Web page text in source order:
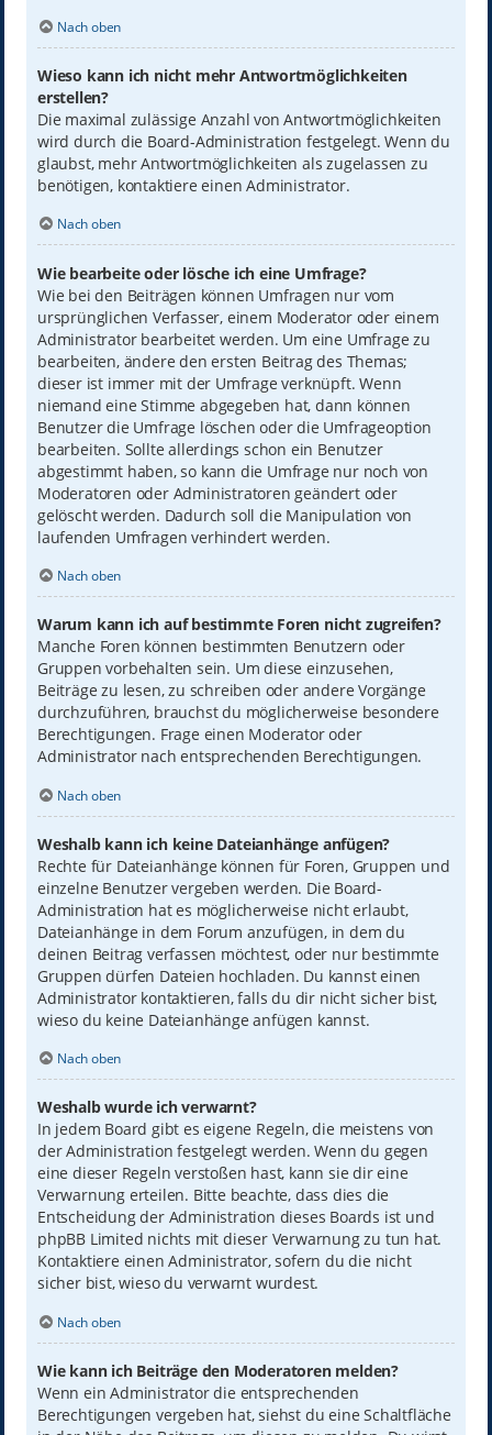
Nach oben
Wieso kann ich nicht mehr Antwortmöglichkeiten
erstellen?
Die maximal zulässige Anzahl von Antwortmöglichkeiten
wird durch die Board-Administration festgelegt. Wenn du
glaubst, mehr Antwortmöglichkeiten als zugelassen zu
benötigen, kontaktiere einen Administrator.
Nach oben
Wie bearbeite oder lösche ich eine Umfrage?
Wie bei den Beiträgen können Umfragen nur vom
ursprünglichen Verfasser, einem Moderator oder einem
Administrator bearbeitet werden. Um eine Umfrage zu
bearbeiten, ändere den ersten Beitrag des Themas;
dieser ist immer mit der Umfrage verknüpft. Wenn
niemand eine Stimme abgegeben hat, dann können
Benutzer die Umfrage löschen oder die Umfrageoption
bearbeiten. Sollte allerdings schon ein Benutzer
abgestimmt haben, so kann die Umfrage nur noch von
Moderatoren oder Administratoren geändert oder
gelöscht werden. Dadurch soll die Manipulation von
laufenden Umfragen verhindert werden.
Nach oben
Warum kann ich auf bestimmte Foren nicht zugreifen?
Manche Foren können bestimmten Benutzern oder
Gruppen vorbehalten sein. Um diese einzusehen,
Beiträge zu lesen, zu schreiben oder andere Vorgänge
durchzuführen, brauchst du möglicherweise besondere
Berechtigungen. Frage einen Moderator oder
Administrator nach entsprechenden Berechtigungen.
Nach oben
Weshalb kann ich keine Dateianhänge anfügen?
Rechte für Dateianhänge können für Foren, Gruppen und
einzelne Benutzer vergeben werden. Die Board-
Administration hat es möglicherweise nicht erlaubt,
Dateianhänge in dem Forum anzufügen, in dem du
deinen Beitrag verfassen möchtest, oder nur bestimmte
Gruppen dürfen Dateien hochladen. Du kannst einen
Administrator kontaktieren, falls du dir nicht sicher bist,
wieso du keine Dateianhänge anfügen kannst.
Nach oben
Weshalb wurde ich verwarnt?
In jedem Board gibt es eigene Regeln, die meistens von
der Administration festgelegt werden. Wenn du gegen
eine dieser Regeln verstoßen hast, kann sie dir eine
Verwarnung erteilen. Bitte beachte, dass dies die
Entscheidung der Administration dieses Boards ist und
phpBB Limited nichts mit dieser Verwarnung zu tun hat.
Kontaktiere einen Administrator, sofern du die nicht
sicher bist, wieso du verwarnt wurdest.
Nach oben
Wie kann ich Beiträge den Moderatoren melden?
Wenn ein Administrator die entsprechenden
Berechtigungen vergeben hat, siehst du eine Schaltfläche